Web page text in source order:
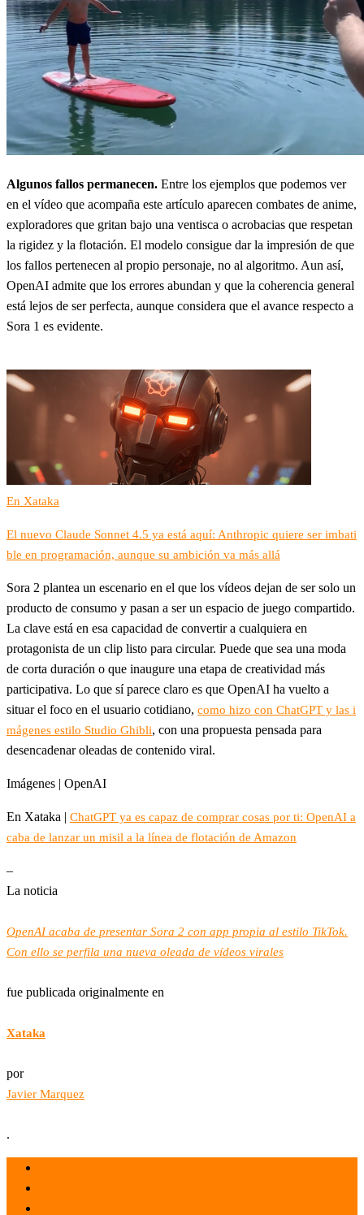
Algunos fallos permanecen. Entre los ejemplos que podemos ver
en el vídeo que acompaña este artículo aparecen combates de anime,
exploradores que gritan bajo una ventisca o acrobacias que respetan
la rigidez y la flotación. El modelo consigue dar la impresión de que
los fallos pertenecen al propio personaje, no al algoritmo. Aun así,
OpenAI admite que los errores abundan y que la coherencia general
está lejos de ser perfecta, aunque considera que el avance respecto a
Sora 1 es evidente.
En Xataka
El nuevo Claude Sonnet 4.5 ya está aquí: Anthropic quiere ser imbati
ble en programación, aunque su ambición va más allá
Sora 2 plantea un escenario en el que los vídeos dejan de ser solo un
producto de consumo y pasan a ser un espacio de juego compartido.
La clave está en esa capacidad de convertir a cualquiera en
protagonista de un clip listo para circular. Puede que sea una moda
de corta duración o que inaugure una etapa de creatividad más
participativa. Lo que sí parece claro es que OpenAI ha vuelto a
situar el foco en el usuario cotidiano, como hizo con ChatGPT y las i
mágenes estilo Studio Ghibli, con una propuesta pensada para
desencadenar oleadas de contenido viral.
Imágenes | OpenAI
En Xataka | ChatGPT ya es capaz de comprar cosas por ti: OpenAI a
caba de lanzar un misil a la línea de flotación de Amazon
–
La noticia
OpenAI acaba de presentar Sora 2 con app propia al estilo TikTok.
Con ello se perfila una nueva oleada de vídeos virales
fue publicada originalmente en
Xataka
por
Javier Marquez
.